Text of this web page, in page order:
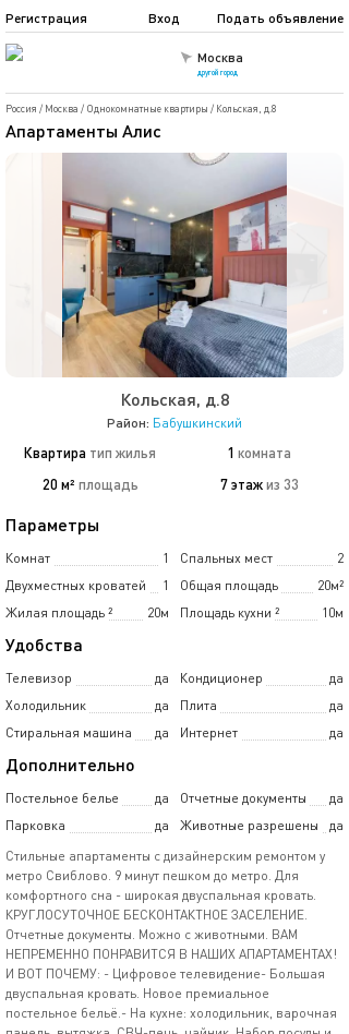
Москва
другой город
Подать объявление
Регистрация Вход
Россия / Москва / Однокомнатные квартиры / Кольская, д.8
Апартаменты Алис
Кольская, д.8
Район: Бабушкинский
Квартира тип жилья 1 комната
20 м² площадь 7 этаж из 33
Параметры
Комнат 1 Спальных мест
2
Двухместных кроватей
1 Общая площадь
20м²
Жилая площадь
20м
² Площадь кухни 10м
²
Удобства
Телевизор да Кондиционер
да
Холодильник
да Плита
да
Стиральная машина
да Интернет да
Дополнительно
Постельное белье да Отчетные документы
да
Парковка
да Животные разрешены
да
Стильные апартаменты с дизайнерским ремонтом у
метро Свиблово. 9 минут пешком до метро. Для
комфортного сна - широкая двуспальная кровать.
КРУГЛОСУТОЧНОЕ БЕСКОНТАКТНОЕ ЗАСЕЛЕНИЕ.
Отчетные документы. Можно с животными. ВАМ
НЕПРЕМЕННО ПОНРАВИТСЯ В НАШИХ АПАРТАМЕНТАХ!
И ВОТ ПОЧЕМУ: - Цифровое телевидение- Большая
двуспальная кровать. Новое премиальное
постельное бельё.- На кухне: холодильник, варочная